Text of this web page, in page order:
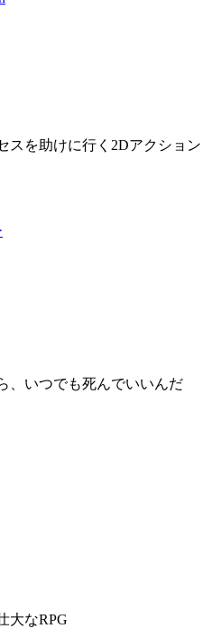
スを助けに行く2Dアクション
、いつでも死んでいいんだ
大なRPG